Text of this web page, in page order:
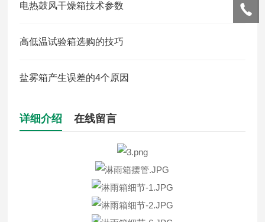
电热鼓风干燥箱技术参数
高低温试验箱选购的技巧
盐雾箱产生误差的4个原因
详细介绍 在线留言